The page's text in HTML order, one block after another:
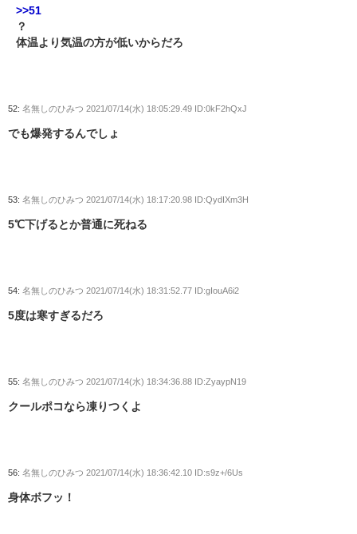
>>51
？
体温より気温の方が低いからだろ
52: 名無しのひみつ 2021/07/14(水) 18:05:29.49 ID:0kF2hQxJ
でも爆発するんでしょ
53: 名無しのひみつ 2021/07/14(水) 18:17:20.98 ID:QydIXm3H
5℃下げるとか普通に死ねる
54: 名無しのひみつ 2021/07/14(水) 18:31:52.77 ID:gIouA6i2
5度は寒すぎるだろ
55: 名無しのひみつ 2021/07/14(水) 18:34:36.88 ID:ZyaypN19
クールポコなら凍りつくよ
56: 名無しのひみつ 2021/07/14(水) 18:36:42.10 ID:s9z+/6Us
身体ボフッ！